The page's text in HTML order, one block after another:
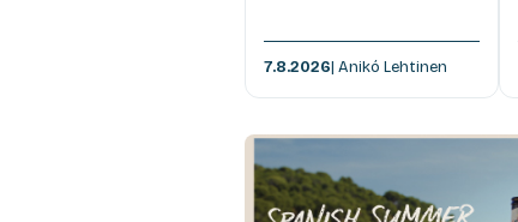
7.8.2026| Anikó Lehtinen